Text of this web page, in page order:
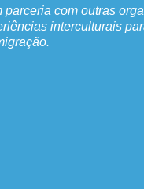
parceria com outras
interculturais